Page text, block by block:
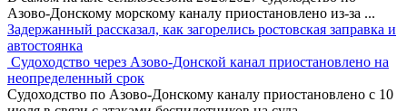
Азово-Донскому морскому каналу приостановлено из-за ...
Задержанный рассказал, как загорелись ростовская заправка и
автостоянка
Судоходство через Азово-Донской канал приостановлено на
неопределенный срок
Судоходство по Азово-Донскому каналу приостановлено с 10